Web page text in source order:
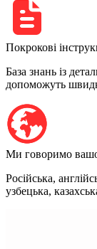
Покрокові
База знань із
допоможуть
Ми говоримо
Російська,
узбецька,